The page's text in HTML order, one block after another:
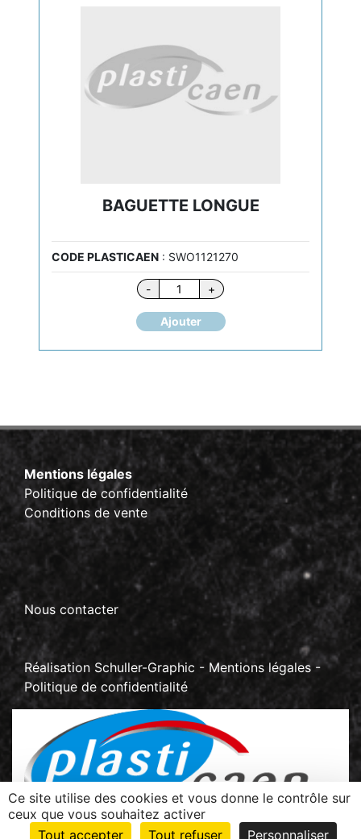
BAGUETTE LONGUE
CODE PLASTICAEN : SWO1121270
-
quantité
de
BAGUETTE
+
Ajouter
Mentions légales
Politique de confidentialité
Conditions de vente
Nous contacter
Réalisation Schuller-Graphic - Mentions légales -
Politique de confidentialité
Z.I La Sablonnière - BP 70267 Rots
Ce site utilise des cookies et vous donne le contrôle sur
ceux que vous souhaitez activer
Tout accepter
Tout refuser Personnaliser